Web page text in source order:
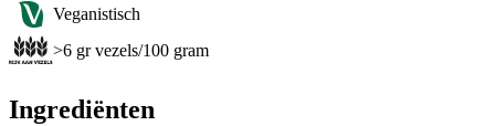
Veganistisch
>6 gr vezels/100 gram
Ingrediënten